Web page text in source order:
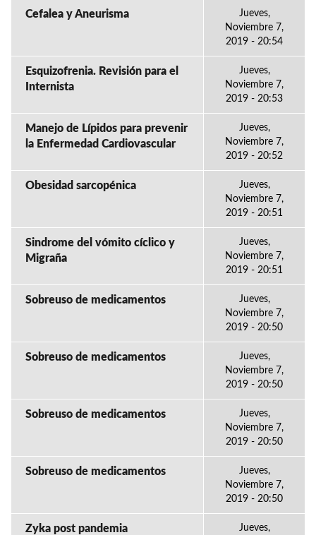
Cefalea y Aneurisma
Jueves,
Noviembre 7,
2019 - 20:54
Esquizofrenia. Revisión para el
Internista
Jueves,
Noviembre 7,
2019 - 20:53
Manejo de Lípidos para prevenir
la Enfermedad Cardiovascular
Jueves,
Noviembre 7,
2019 - 20:52
Obesidad sarcopénica
Jueves,
Noviembre 7,
2019 - 20:51
Sindrome del vómito cíclico y
Migraña
Jueves,
Noviembre 7,
2019 - 20:51
Sobreuso de medicamentos
Jueves,
Noviembre 7,
2019 - 20:50
Sobreuso de medicamentos
Jueves,
Noviembre 7,
2019 - 20:50
Sobreuso de medicamentos
Jueves,
Noviembre 7,
2019 - 20:50
Sobreuso de medicamentos
Jueves,
Noviembre 7,
2019 - 20:50
Zyka post pandemia
Jueves,